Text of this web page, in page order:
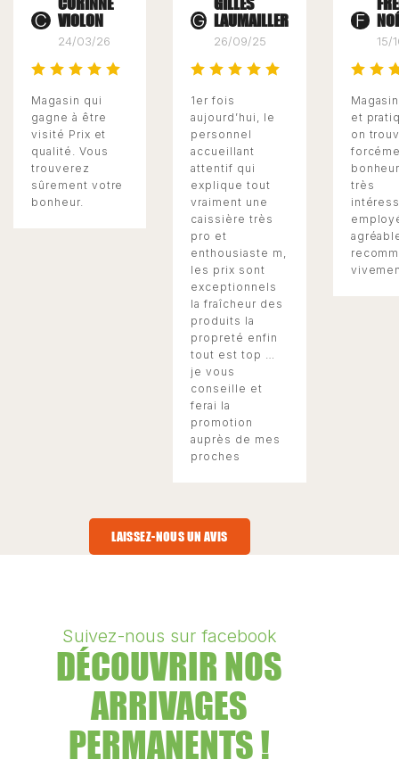
C VIOLON
24/03/26
Magasin qui
gagne à être
visité Prix et
qualité. Vous
trouverez
sûrement votre
bonheur.
G LAUMAILLER
26/09/25
1er fois
aujourd’hui, le
personnel
accueillant
attentif qui
explique tout
vraiment une
caissière très
pro et
enthousiaste m,
les prix sont
exceptionnels
la fraîcheur des
produits la
propreté enfin
tout est top …
je vous
conseille et
ferai la
promotion
auprès de mes
proches
F
15/
et
on
très
LAISSEZ-NOUS UN AVIS
Suivez-nous sur facebook
DÉCOUVRIR NOS
ARRIVAGES
PERMANENTS !